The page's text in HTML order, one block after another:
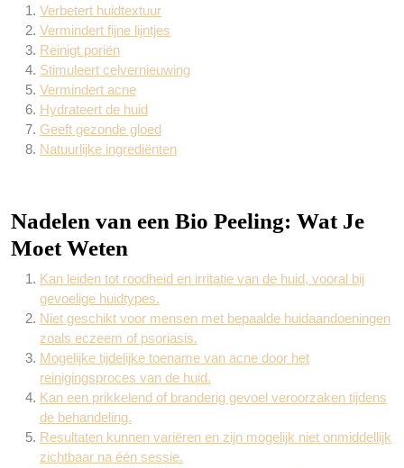
Verbetert huidtextuur
Vermindert fijne lijntjes
Reinigt poriën
Stimuleert celvernieuwing
Vermindert acne
Hydrateert de huid
Geeft gezonde gloed
Natuurlijke ingrediënten
Nadelen van een Bio Peeling: Wat Je
Moet Weten
Kan leiden tot roodheid en irritatie van de huid, vooral bij
gevoelige huidtypes.
Niet geschikt voor mensen met bepaalde huidaandoeningen
zoals eczeem of psoriasis.
Mogelijke tijdelijke toename van acne door het
reinigingsproces van de huid.
Kan een prikkelend of branderig gevoel veroorzaken tijdens
de behandeling.
Resultaten kunnen variëren en zijn mogelijk niet onmiddellijk
zichtbaar na één sessie.